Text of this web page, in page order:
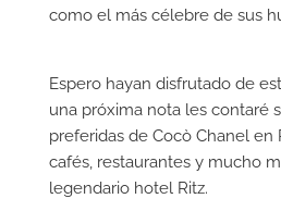
como el más célebre de sus
Espero hayan disfrutado de
una próxima nota les contaré
preferidas de Cocò Chanel en
cafés, restaurantes y mucho
legendario hotel Ritz.